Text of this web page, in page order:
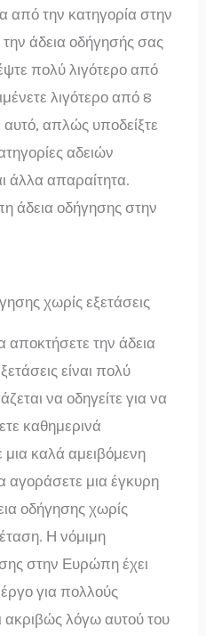
από την κατηγορία στην
άδεια οδήγησής σας
πολύ λιγότερο από
λιγότερο από 8
αυτό, απλώς υποδείξτε
αδειών
άλλα απαραίτητα.
άδεια οδήγησης στην
χωρίς εξετάσεις
αποκτήσετε την άδεια
είναι πολύ
να οδηγείτε για να
καθημερινά
καλά αμειβόμενη
αγοράσετε μια έγκυρη
οδήγησης χωρίς
Η νόμιμη
στην Ευρώπη έχει
για πολλούς
λόγω αυτού του